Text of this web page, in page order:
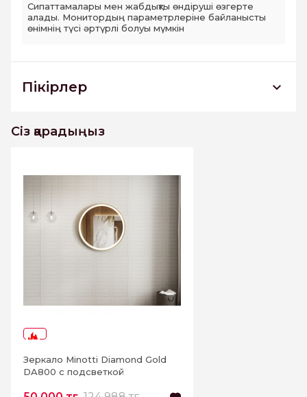
Сипаттамалары мен жабдықты өндіруші өзгерте
алады. Монитордың параметрлеріне байланысты
өнімнің түсі әртүрлі болуы мүмкін
Пікірлер
подсветкой
Сіз қарадыңыз
Зеркало Minotti Diamond Gold
DA800 с подсветкой